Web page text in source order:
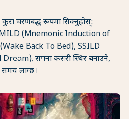
कुरा चरणबद्ध रूपमा सिक्नुहोस्:
MILD (Mnemonic Induction of
Back To Bed), SSILD
सपना कसरी स्थिर बनाउने,
समय लाग्छ।